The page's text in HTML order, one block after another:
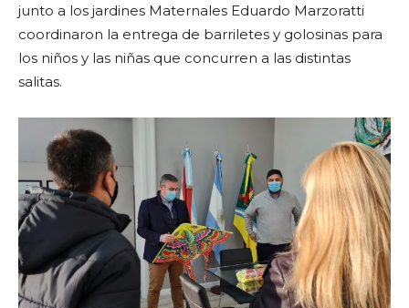
junto a los jardines Maternales Eduardo Marzoratti
coordinaron la entrega de barriletes y golosinas para
los niños y las niñas que concurren a las distintas
salitas.